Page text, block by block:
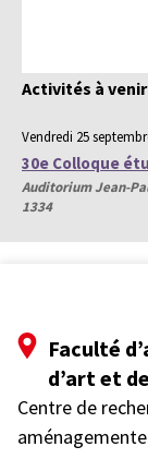
Activités à venir
Vendredi 25
30e Colloque
Auditorium Jean-
1334
Faculté
d’art et
Centre de